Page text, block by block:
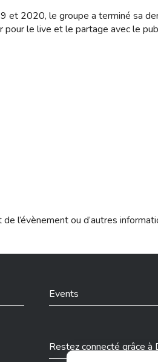
et 2020, le groupe a terminé sa
le live et le partage avec le
l’évènement ou d’autres
Events
Restez connecté grâce à